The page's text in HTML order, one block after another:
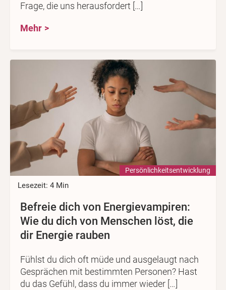
Frage, die uns herausfordert […]
Mehr
Persönlichkeits­entwicklung
Lesezeit: 4 Min
Befreie dich von Energievampiren:
Wie du dich von Menschen löst, die
dir Energie rauben
Fühlst du dich oft müde und ausgelaugt nach
Gesprächen mit bestimmten Personen? Hast
du das Gefühl, dass du immer wieder […]